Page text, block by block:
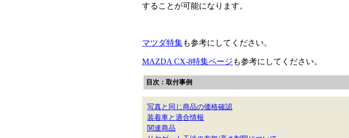
することが可能になります。
マツダ特集も参考にしてください。
MAZDA CX-8特集ページ も参考にしてください。
目次：取付事例
写真と同じ商品の価格確認
装着車と適合情報
関連商品